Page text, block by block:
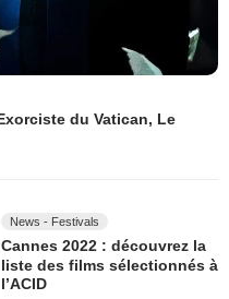
du Vatican, Le
News - Festivals
Cannes 2022 : découvrez la
liste des films sélectionnés à
l’ACID